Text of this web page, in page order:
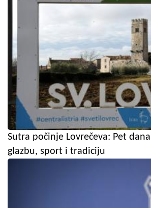
Sutra počinje Lovrečeva: Pet
glazbu, sport i tradiciju